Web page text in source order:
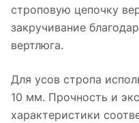
строповую цепочку
закручивание
вертлюга.
Для усов стропа
10 мм. Прочность и
характеристики